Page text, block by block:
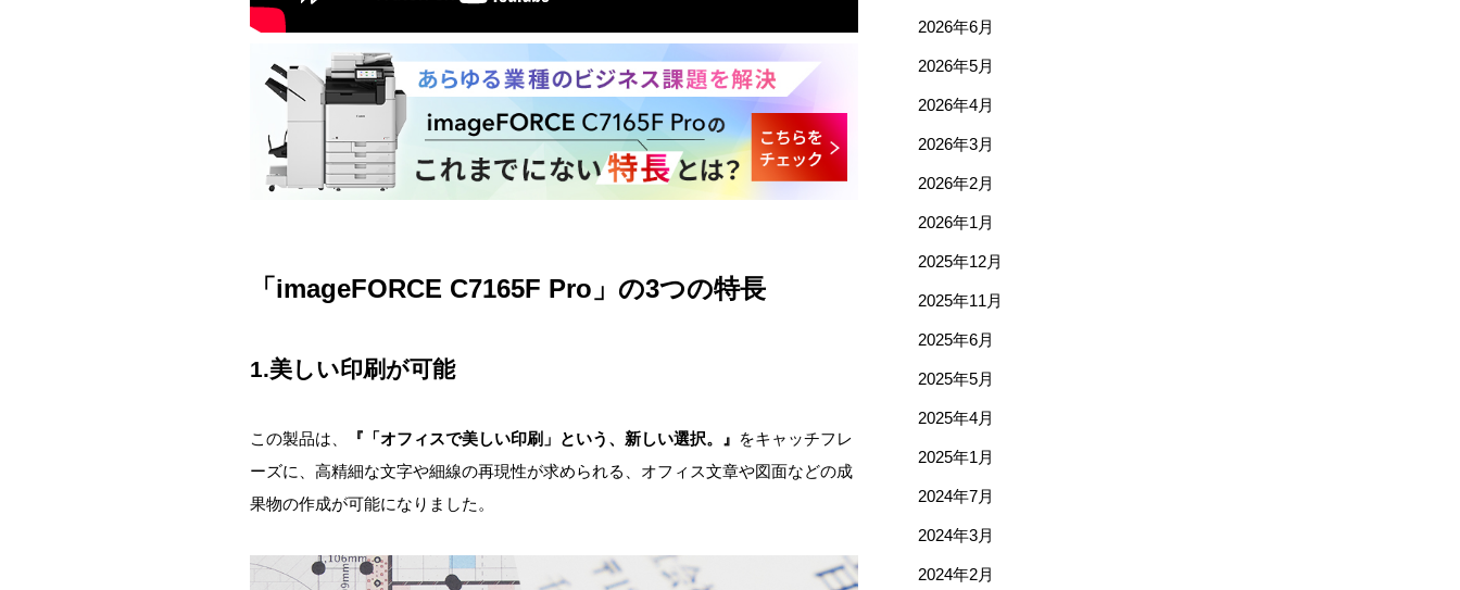
「imageFORCE C7165F Pro」の3つの特長
1.美しい印刷が可能
この製品は、 『「オフィスで美しい印刷」という、新しい選択。』 をキャッチフレ
ーズに、高精細な文字や細線の再現性が求められる、オフィス文章や図面などの成
果物の作成が可能になりました。
2026年6月
2026年5月
2026年4月
2026年3月
2026年2月
2026年1月
2025年12月
2025年11月
2025年6月
2025年5月
2025年4月
2025年1月
2024年7月
2024年3月
2024年2月